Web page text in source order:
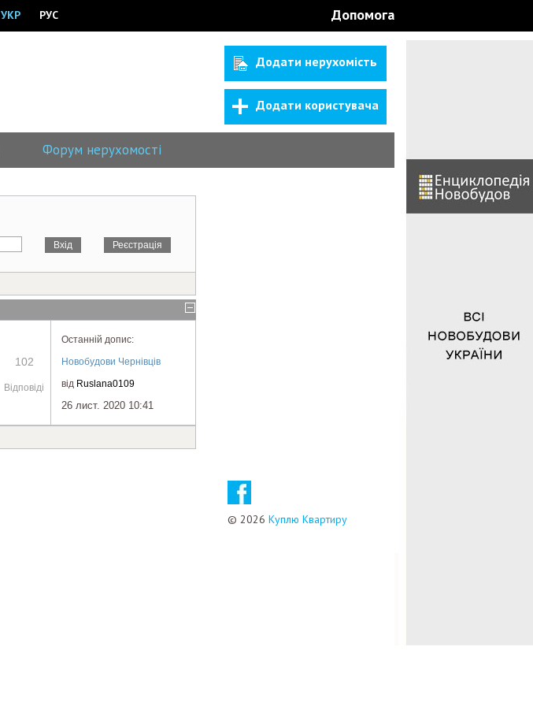
УКР РУС Допомога
Додати нерухомість
Додати користувача
Форум нерухомості
102
Відповіді
Останній допис:
Новобудови Чернівців
від Ruslana0109
26 лист. 2020 10:41
© 2026 Куплю Квартиру